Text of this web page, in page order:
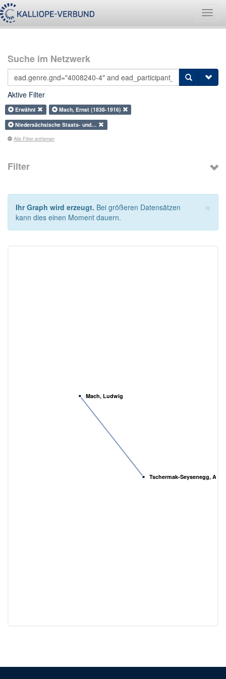
Suche im Netzwerk
Aktive Filter
Erwähnt
Mach, Ernst (1838-1916)
Niedersächsische Staats- und…
Alle Filter entfernen
Filter
×
Ihr Graph wird erzeugt. Bei größeren Datensätzen
kann dies einen Moment dauern.
Tschermak-Seysenegg,
Mach, Ludwig